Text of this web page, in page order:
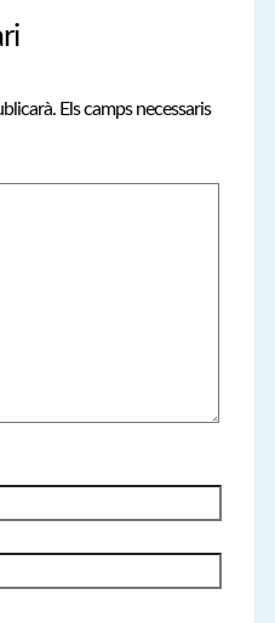
Els camps necessaris